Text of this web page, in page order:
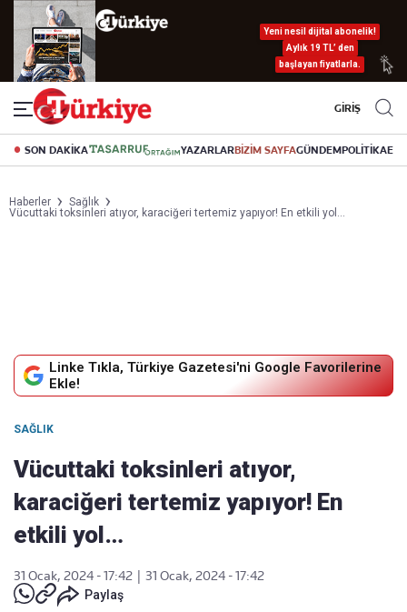
Yeni nesil dijital abonelik!
Aylık 19 TL’ den
başlayan fiyatlarla.
GİRİŞ
SON DAKİKA YAZARLARBİZİM SAYFAGÜNDEMPOLİTİKA
Haberler
Sağlık
Vücuttaki toksinleri atıyor, karaciğeri tertemiz yapıyor! En etkili yol…
Linke Tıkla, Türkiye Gazetesi'ni Google Favorilerine
Ekle!
SAĞLIK
Vücuttaki toksinleri atıyor,
karaciğeri tertemiz yapıyor! En
etkili yol…
31 Ocak, 2024 - 17:42
31 Ocak, 2024 - 17:42
Paylaş